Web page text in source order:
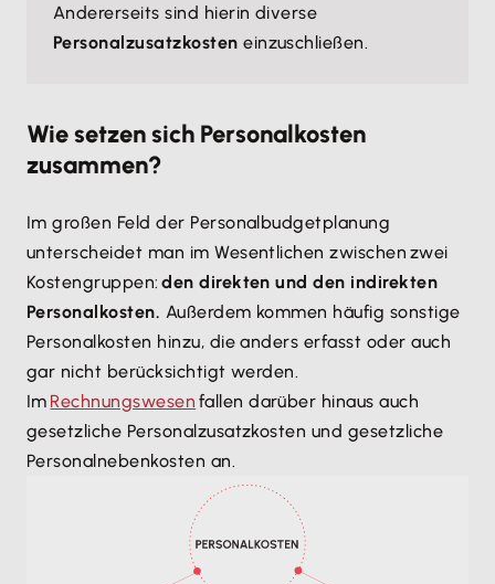
Andererseits sind hierin diverse
Personalzusatzkosten einzuschließen.
Wie setzen sich Personalkosten
zusammen?
Im großen Feld der Personalbudgetplanung
unterscheidet man im Wesentlichen zwischen zwei
Kostengruppen:den direkten und den indirekten
Personalkosten. Außerdem kommen häufig sonstige
Personalkosten hinzu, die anders erfasst oder auch
gar nicht berücksichtigt werden.
Im Rechnungswesen fallen darüber hinaus auch
gesetzliche Personalzusatzkosten und gesetzliche
Personalnebenkosten an.